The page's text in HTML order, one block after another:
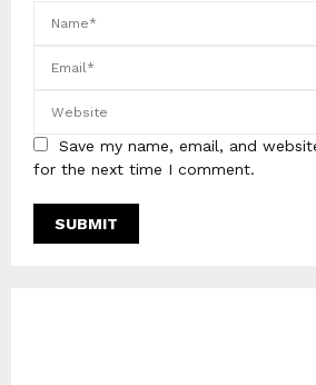
Save my name, email, and
for the next time I comment.